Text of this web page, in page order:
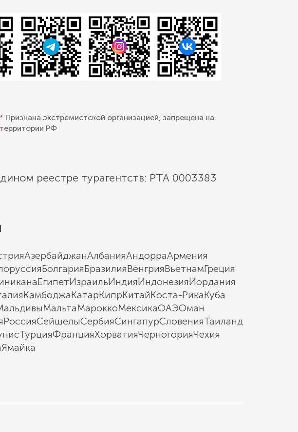
* Признана экстремистской организацией, запрещена на
территории РФ
реестре турагентств: РТА 0003383
АзербайджанАлбанияАндорраАрмения
БолгарияБразилияВенгрияВьетнамГреция
ЕгипетИзраильИндияИндонезияИордания
КамбоджаКатарКипрКитайКоста-РикаКуба
МальтаМароккоМексикаОАЭОман
РоссияСейшелыСербияСингапурСловенияТаиланд
ТурцияФранцияХорватияЧерногорияЧехия
Ямайка